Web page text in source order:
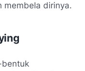
membela dirinya.
bentuk